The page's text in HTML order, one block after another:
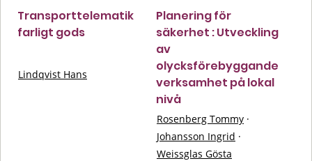
Transporttelematik
farligt gods
Lindqvist Hans
Planering för
säkerhet : Utveckling
av
olycksförebyggande
verksamhet på lokal
nivå
Rosenberg Tommy ·
Johansson Ingrid ·
Weissglas Gösta